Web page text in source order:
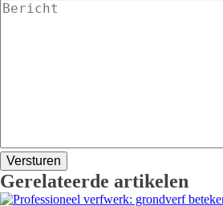
Gerelateerde artikelen